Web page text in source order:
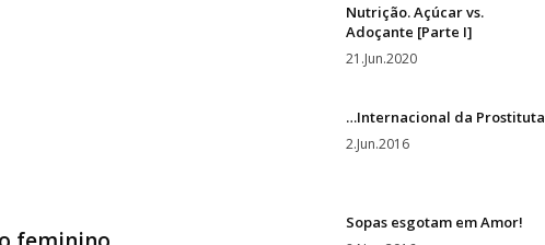
Nutrição. Açúcar vs.
Adoçante [Parte I]
21.Jun.2020
…Internacional da Prostituta
2.Jun.2016
Sopas esgotam em Amor!